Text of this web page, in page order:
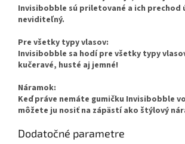
Invisibobble sú priletované a ich prechod
neviditeľný.
Pre všetky typy vlasov:
Invisibobble sa hodí pre všetky typy
kučeravé, husté aj jemné!
Náramok:
Keď práve nemáte gumičku Invisibobble
môžete ju nosiť na zápästí ako štýlový
Dodatočné parametre